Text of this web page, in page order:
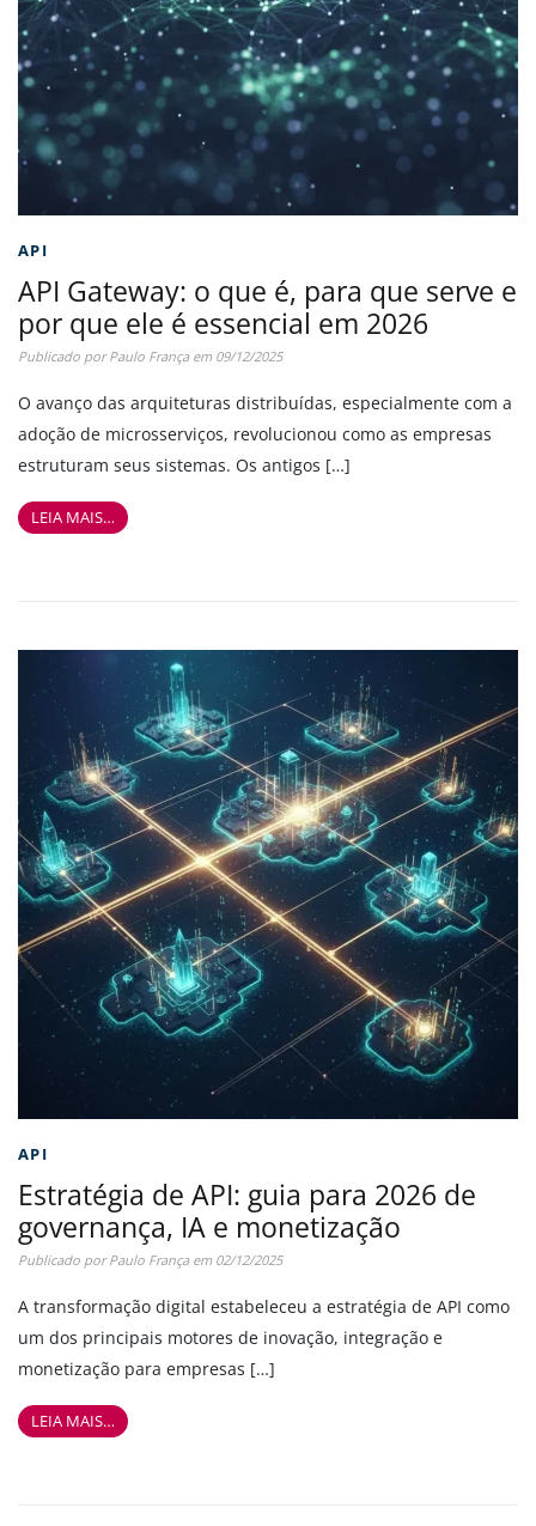
API
API Gateway: o que é, para que serve e
por que ele é essencial em 2026
Publicado porPaulo Françaem 09/12/2025
O avanço das arquiteturas distribuídas, especialmente com a
adoção de microsserviços, revolucionou como as empresas
estruturam seus sistemas. Os antigos […]
LEIA MAIS…
API
Estratégia de API: guia para 2026 de
governança, IA e monetização
Publicado porPaulo Françaem 02/12/2025
A transformação digital estabeleceu a estratégia de API como
um dos principais motores de inovação, integração e
monetização para empresas […]
LEIA MAIS…